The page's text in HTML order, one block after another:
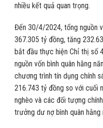
nhiều kết quả quan trọng.
Đến 30/4/2024, tổng nguồn
367.305 tỷ đồng, tăng
bắt đầu thực hiện Chỉ thị số
nguồn vốn bình quân hằng
chương trình tín dụng chính
216.743 tỷ đồng so với cuối
nghèo và các đối tượng
trưởng dư nợ bình quân